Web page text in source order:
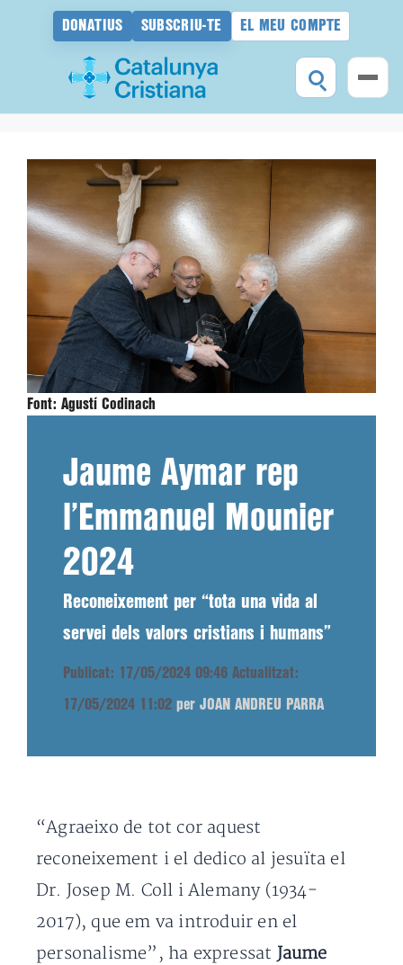
DONATIUS SUBSCRIU-TE EL MEU COMPTE
Font: Agustí Codinach
Jaume Aymar rep
l’Emmanuel Mounier
2024
Reconeixement per “tota una vida al
servei dels valors cristians i humans”
Publicat: 17/05/2024 09:46 Actualitzat:
17/05/2024 11:02 per JOAN ANDREU PARRA
“Agraeixo de tot cor aquest
reconeixement i el dedico al jesuïta el
Dr. Josep M. Coll i Alemany (1934-
2017), que em va introduir en el
personalisme”, ha expressat Jaume